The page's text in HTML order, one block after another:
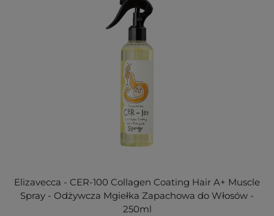
Elizavecca - CER-100 Collagen Coating Hair A+ Muscle
Spray - Odżywcza Mgiełka Zapachowa do Włosów -
250ml